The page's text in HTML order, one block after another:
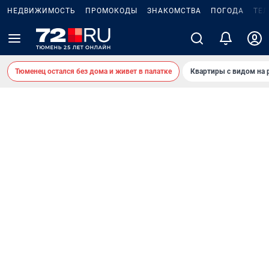
НЕДВИЖИМОСТЬ ПРОМОКОДЫ ЗНАКОМСТВА ПОГОДА
Тюменец остался без дома и живет в палатке Квартиры с видом на